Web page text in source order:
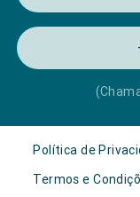
Política de
Termos e